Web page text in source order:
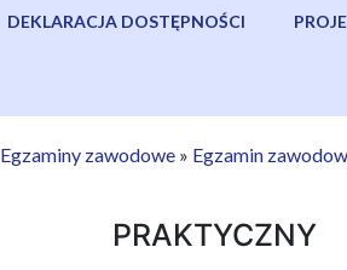
DEKLARACJA DOSTĘPNOŚCI
Egzaminy zawodowe » Egzamin
PRAKTYCZNY